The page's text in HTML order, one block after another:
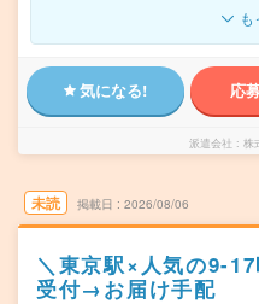
気になる! 応
派遣会社 株
未読 掲載日 2026/08/06
＼東京駅×人気の9-
受付→お届け手配